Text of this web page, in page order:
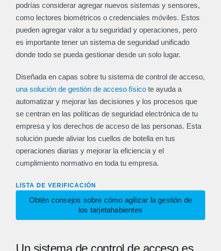
podrías considerar agregar nuevos sistemas y sensores,
como lectores biométricos o credenciales móviles. Estos
pueden agregar valor a tu seguridad y operaciones, pero
es importante tener un sistema de seguridad unificado
donde todo se pueda gestionar desde un solo lugar.
Diseñada en capas sobre tu sistema de control de acceso,
una solución de gestión de acceso físico te ayuda a
automatizar y mejorar las decisiones y los procesos que
se centran en las políticas de seguridad electrónica de tu
empresa y los derechos de acceso de las personas. Esta
solución puede aliviar los cuellos de botella en tus
operaciones diarias y mejorar la eficiencia y el
cumplimiento normativo en toda tu empresa.
LISTA DE VERIFICACIÓN
Obtén consejos sobre cómo agilizar la gestión de
los tarjetahabientes
Un sistema de control de acceso es